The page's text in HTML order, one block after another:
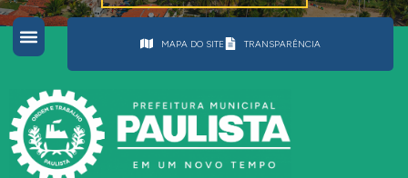
MAPA DO SITE TRANSPARÊNCIA